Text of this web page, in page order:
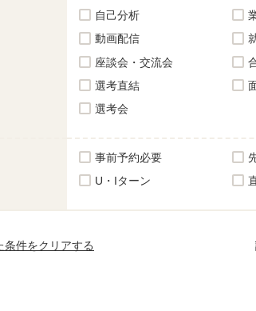
自己分析
動画配信
座談会・交流会
選考直結
選考会
事前予約必要
U・Iターン